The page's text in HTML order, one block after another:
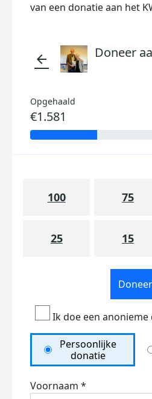
van een donatie aan het
arrow_back Doneer
Opgehaald
€1.581
100 75
25 15
Doneer
Ik doe een anonieme
Persoonlijke
donatie
Voornaam *